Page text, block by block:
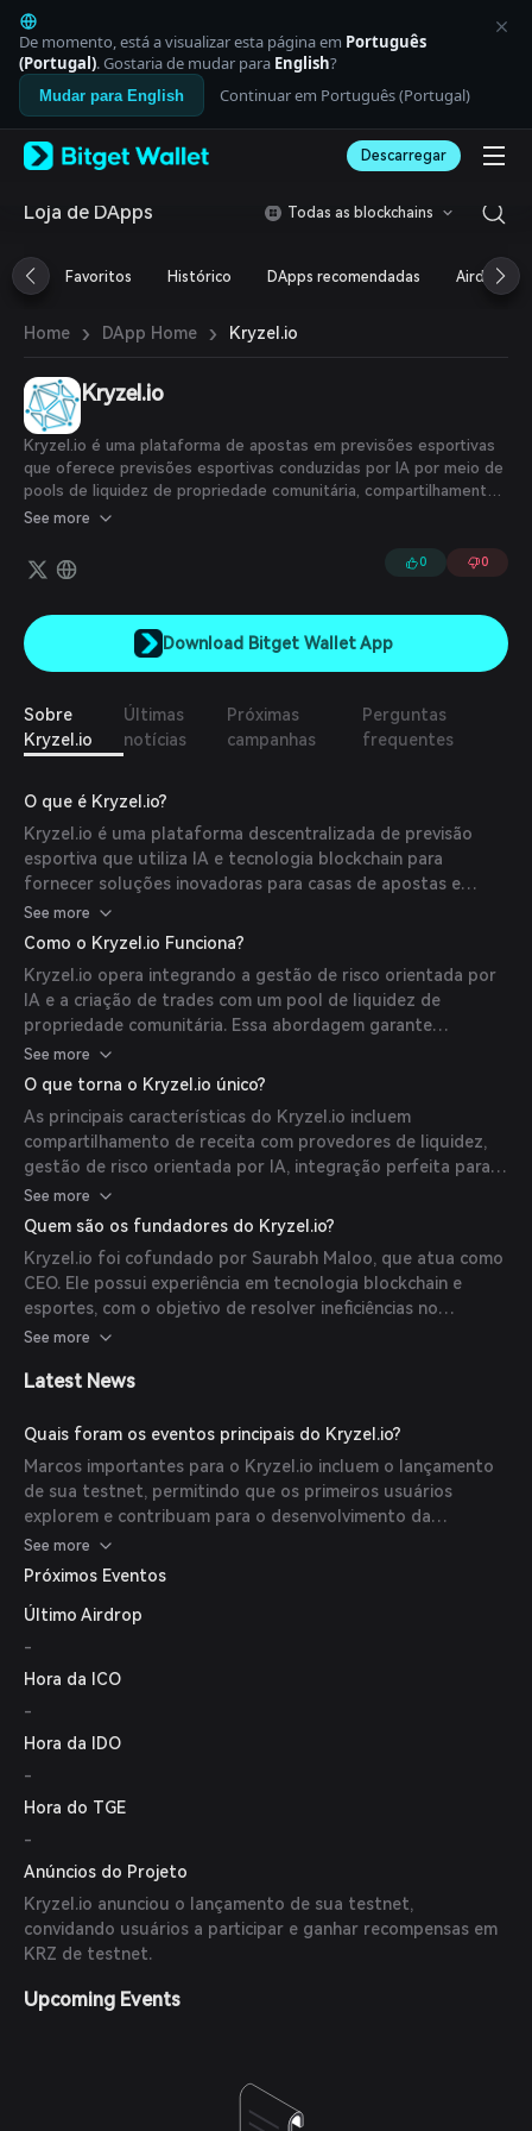
English
日本語
Tiếng Việt
Русский
Español (Latinoamérica)
Italiano
Deutsch
繁體中文
Português (Portugal)
ภาษาไทย
العربية
हिन्दी
বাংলা
Español
Português (Brasil)
Español (Argentina)
De momento, está a visualizar esta página em Português
(Portugal). Gostaria de mudar para English?
Mudar para English Continuar em Português (Portugal)
Descarregar
Loja de DApps Todas as blockchains
Favoritos Histórico DApps recomendadas Airdrop
Home › DApp Home › Kryzel.io
Kryzel.io
Kryzel.io é uma plataforma de apostas em previsões esportivas
que oferece previsões esportivas conduzidas por IA por meio de
pools de liquidez de propriedade comunitária, compartilhamento
de receita e tokens $KRZ.
See more
0 0
Download Bitget Wallet App
Sobre
Kryzel.io
Últimas
notícias
Próximas
campanhas
Perguntas
frequentes
O que é Kryzel.io?
Kryzel.io é uma plataforma descentralizada de previsão
esportiva que utiliza IA e tecnologia blockchain para
fornecer soluções inovadoras para casas de apostas e
membros da comunidade. Sua missão é revolucionar a
indústria de previsões esportivas, oferecendo transparência,
eficiência e governança orientada pela comunidade.
See more
Como o Kryzel.io Funciona?
Kryzel.io opera integrando a gestão de risco orientada por
IA e a criação de trades com um pool de liquidez de
propriedade comunitária. Essa abordagem garante
estabilidade financeira, negociações justas e uma integração
suave para usuários que migram de plataformas
tradicionais.
See more
O que torna o Kryzel.io único?
As principais características do Kryzel.io incluem
compartilhamento de receita com provedores de liquidez,
gestão de risco orientada por IA, integração perfeita para
usuários Web2 através de carteiras Aptos sem chave e
governança descentralizada por meio do Kryzel DAO.
See more
Quem são os fundadores do Kryzel.io?
Kryzel.io foi cofundado por Saurabh Maloo, que atua como
CEO. Ele possui experiência em tecnologia blockchain e
esportes, com o objetivo de resolver ineficiências no
mercado de previsões esportivas.
See more
Latest News
Quais foram os eventos principais do Kryzel.io?
Marcos importantes para o Kryzel.io incluem o lançamento
de sua testnet, permitindo que os primeiros usuários
explorem e contribuam para o desenvolvimento da
plataforma.
See more
Próximos Eventos
Último Airdrop
-
Hora da ICO
-
Hora da IDO
-
Hora do TGE
-
Anúncios do Projeto
Kryzel.io anunciou o lançamento de sua testnet,
convidando usuários a participar e ganhar recompensas em
KRZ de testnet.
Upcoming Events